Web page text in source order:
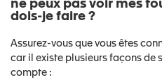
ne peux pas voir mes
dois-je faire ?
Assurez-vous que vous êtes
car il existe plusieurs façons de
compte :